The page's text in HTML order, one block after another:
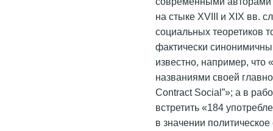
на стыке XVIII и XIX вв.
социальных теоретиков
фактически
известно, например,
названиями своей
Contract Social”»; а в
встретить «184
в значении